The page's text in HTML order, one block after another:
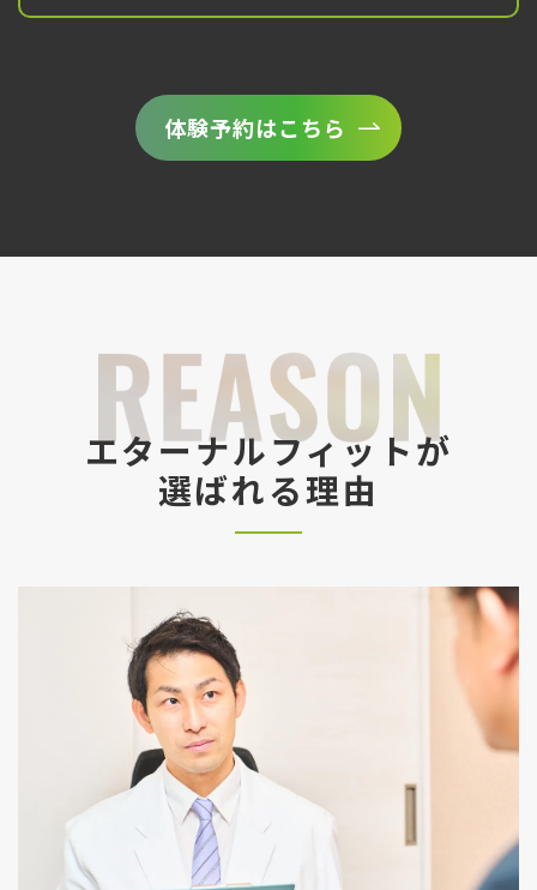
体験予約はこちら
エターナルフィットが
選ばれる理由